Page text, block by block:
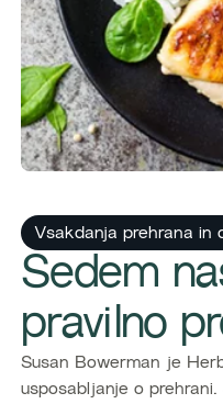
Vsakdanja prehrana in
Sedem
pravilno
Susan Bowerman je
usposabljanje o